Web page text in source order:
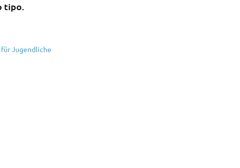
tipo.
für Jugendliche